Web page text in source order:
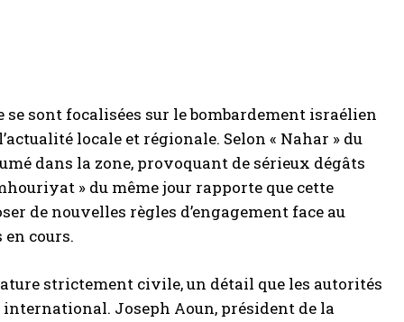
sont focalisées sur le bombardement israélien
locale et régionale. Selon « Nahar » du
dans la zone, provoquant de sérieux dégâts
» du même jour rapporte que cette
de nouvelles règles d’engagement face au
cours.
strictement civile, un détail que les autorités
Joseph Aoun, président de la